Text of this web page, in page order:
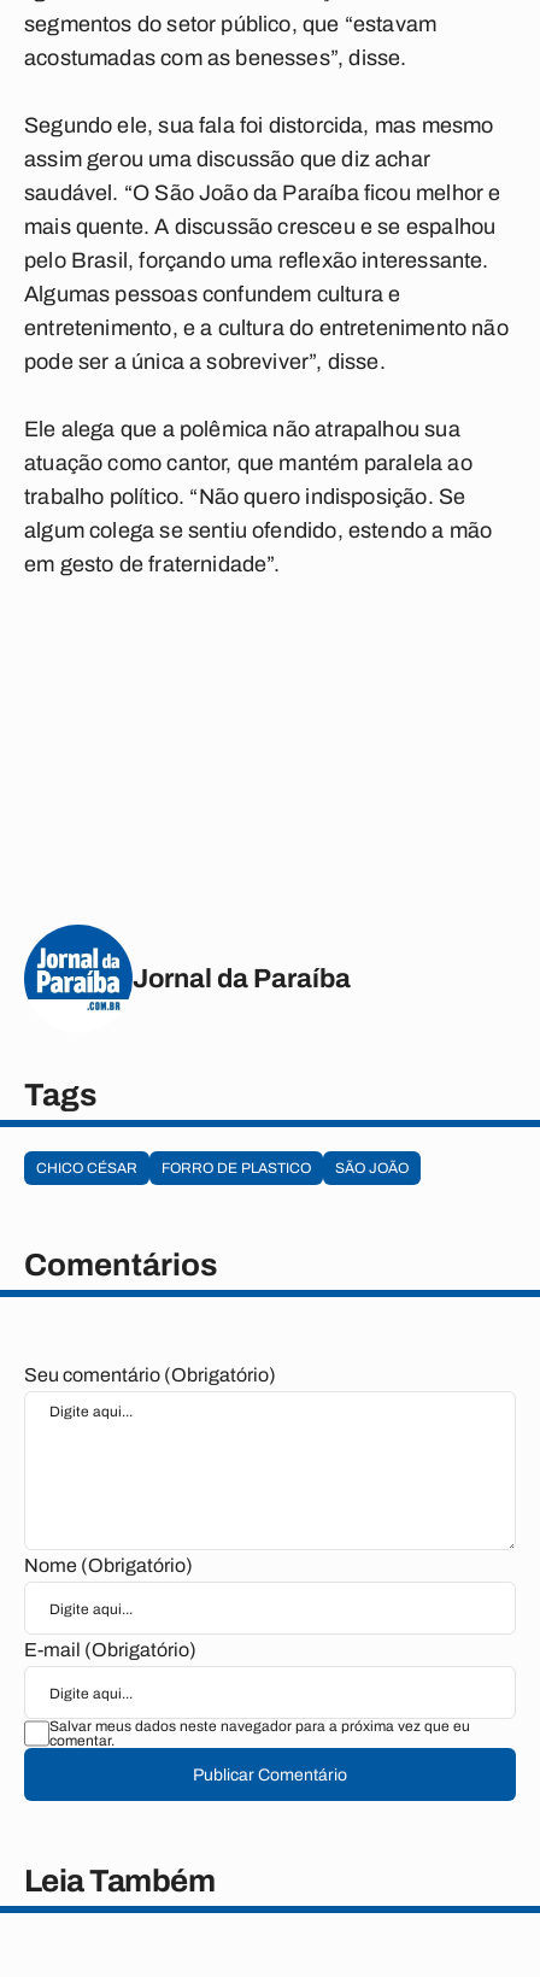
segmentos do setor público, que “estavam
acostumadas com as benesses”, disse.
Segundo ele, sua fala foi distorcida, mas mesmo
assim gerou uma discussão que diz achar
saudável. “O São João da Paraíba ficou melhor e
mais quente. A discussão cresceu e se espalhou
pelo Brasil, forçando uma reflexão interessante.
Algumas pessoas confundem cultura e
entretenimento, e a cultura do entretenimento não
pode ser a única a sobreviver”, disse.
Ele alega que a polêmica não atrapalhou sua
atuação como cantor, que mantém paralela ao
trabalho político. “Não quero indisposição. Se
algum colega se sentiu ofendido, estendo a mão
em gesto de fraternidade”.
Jornal da Paraíba
Tags
CHICO CÉSAR FORRO DE PLASTICO SÃO JOÃO
Comentários
Seu comentário (Obrigatório)
Nome (Obrigatório)
E-mail (Obrigatório)
Salvar meus dados neste navegador para a próxima vez que eu
comentar.
Publicar Comentário
Leia Também